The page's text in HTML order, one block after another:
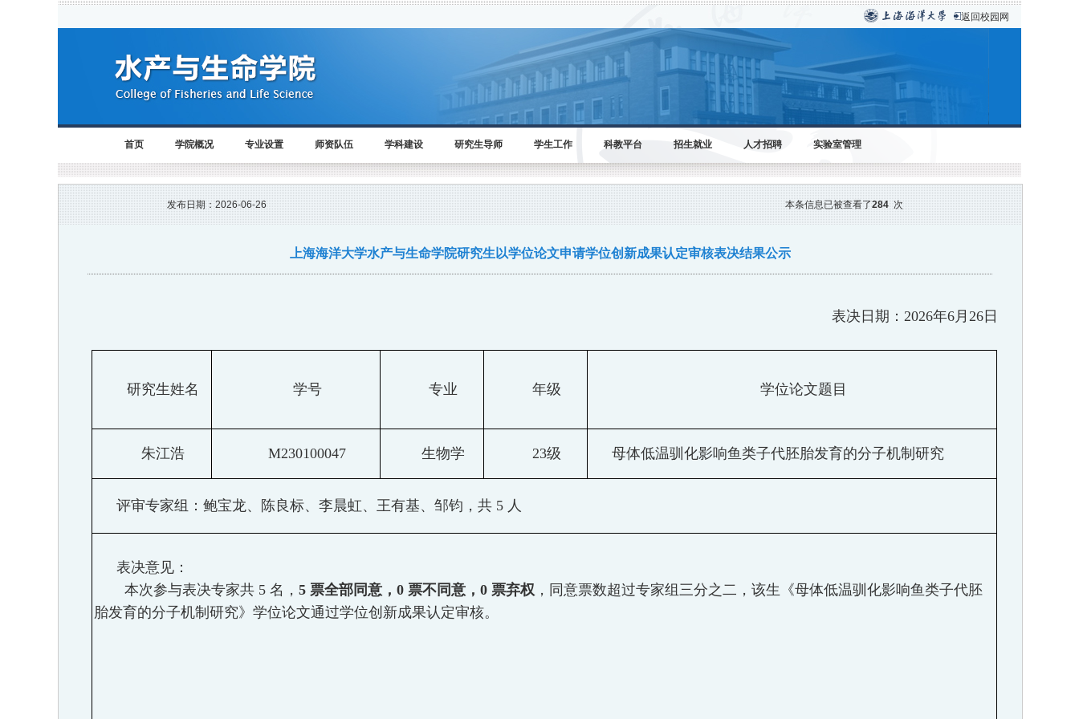
返回校园网
首页 学院概况 专业设置 师资队伍 学科建设 研究生导师 学生工作 科教平台 招生就业 人才招聘 实验室管理
发布日期：2026-06-26 本条信息已被查看了284 次
上海海洋大学水产与生命学院研究生以学位论文申请学位创新成果认定审核表决结果公示
表决日期： 2026年6月 26 日
研究生姓名 学号 专业 年级 学位论文题目
朱江浩 M230100047 生物学 23级 母体低温驯化影响鱼类子代胚胎发育的分子机制研究
评审专家组：鲍宝龙、陈良标、李晨虹、王有基、邹钧，共 5 人
表决意见：
本次参与表决专家共 5 名， 5 票全部同意，0 票不同意，0 票弃权 ，同意票数超过专家组三分之二，该生《母体低温驯化影响鱼类子代胚
胎发育的分子机制研究》学位论文通过学位创新成果认定审核。